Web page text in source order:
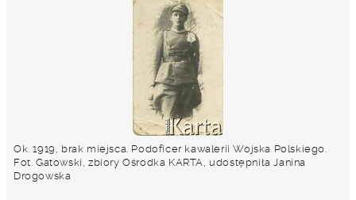
Ok. 1919, brak miejsca. Podoficer kawalerii Wojska Polskiego.
Fot. Gatowski, zbiory Ośrodka KARTA, udostępniła Janina
Drogowska